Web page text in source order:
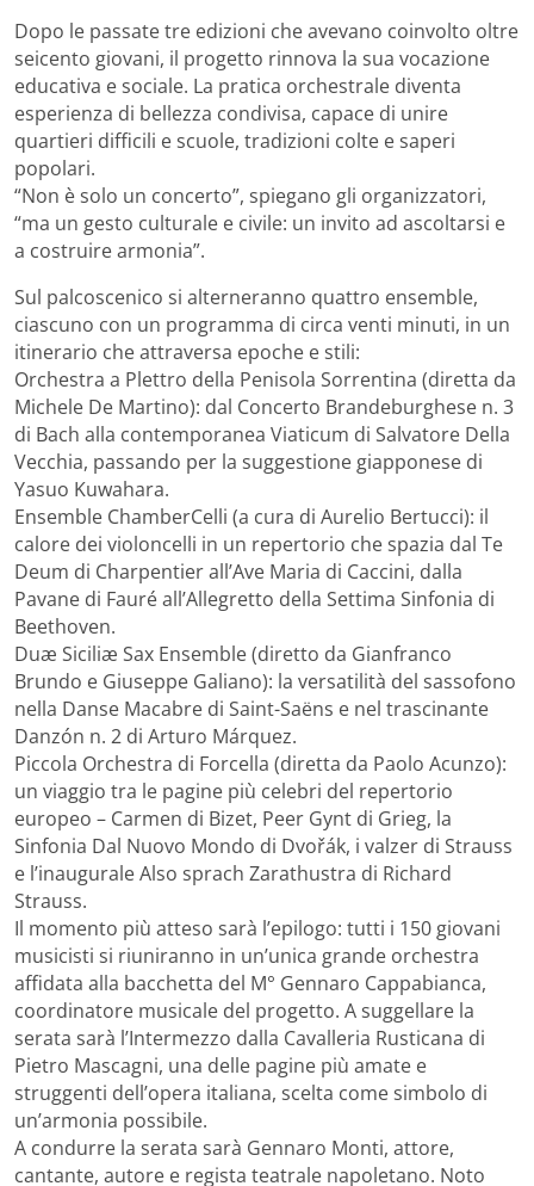
Dopo le passate tre edizioni che avevano coinvolto oltre
seicento giovani, il progetto rinnova la sua vocazione
educativa e sociale. La pratica orchestrale diventa
esperienza di bellezza condivisa, capace di unire
quartieri difficili e scuole, tradizioni colte e saperi
popolari.
“Non è solo un concerto”, spiegano gli organizzatori,
“ma un gesto culturale e civile: un invito ad ascoltarsi e
a costruire armonia”.
Sul palcoscenico si alterneranno quattro ensemble,
ciascuno con un programma di circa venti minuti, in un
itinerario che attraversa epoche e stili:
Orchestra a Plettro della Penisola Sorrentina (diretta da
Michele De Martino): dal Concerto Brandeburghese n. 3
di Bach alla contemporanea Viaticum di Salvatore Della
Vecchia, passando per la suggestione giapponese di
Yasuo Kuwahara.
Ensemble ChamberCelli (a cura di Aurelio Bertucci): il
calore dei violoncelli in un repertorio che spazia dal Te
Deum di Charpentier all’Ave Maria di Caccini, dalla
Pavane di Fauré all’Allegretto della Settima Sinfonia di
Beethoven.
Duæ Siciliæ Sax Ensemble (diretto da Gianfranco
Brundo e Giuseppe Galiano): la versatilità del sassofono
nella Danse Macabre di Saint-Saëns e nel trascinante
Danzón n. 2 di Arturo Márquez.
Piccola Orchestra di Forcella (diretta da Paolo Acunzo):
un viaggio tra le pagine più celebri del repertorio
europeo – Carmen di Bizet, Peer Gynt di Grieg, la
Sinfonia Dal Nuovo Mondo di Dvořák, i valzer di Strauss
e l’inaugurale Also sprach Zarathustra di Richard
Strauss.
Il momento più atteso sarà l’epilogo: tutti i 150 giovani
musicisti si riuniranno in un’unica grande orchestra
affidata alla bacchetta del M° Gennaro Cappabianca,
coordinatore musicale del progetto. A suggellare la
serata sarà l’Intermezzo dalla Cavalleria Rusticana di
Pietro Mascagni, una delle pagine più amate e
struggenti dell’opera italiana, scelta come simbolo di
un’armonia possibile.
A condurre la serata sarà Gennaro Monti, attore,
cantante, autore e regista teatrale napoletano. Noto